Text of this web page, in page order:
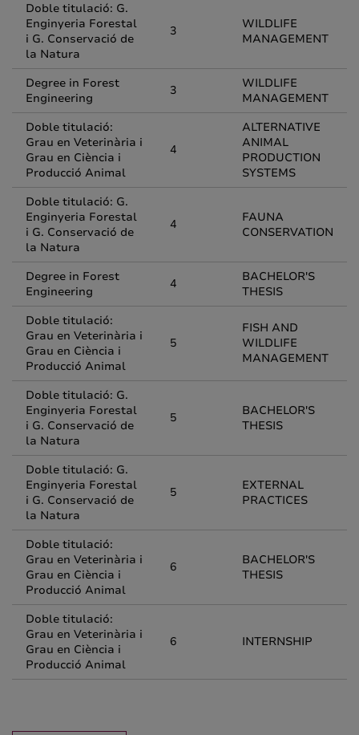
Doble titulació: G.
Enginyeria Forestal
i G. Conservació de
la Natura
3
WILDLIFE
MANAGEMENT
Degree in Forest
Engineering
3
WILDLIFE
MANAGEMENT
Doble titulació:
Grau en Veterinària i
Grau en Ciència i
Producció Animal
4
ALTERNATIVE
ANIMAL
PRODUCTION
SYSTEMS
Doble titulació: G.
Enginyeria Forestal
i G. Conservació de
la Natura
4
FAUNA
CONSERVATION
Degree in Forest
Engineering
4
BACHELOR'S
THESIS
Doble titulació:
Grau en Veterinària i
Grau en Ciència i
Producció Animal
5
FISH AND
WILDLIFE
MANAGEMENT
Doble titulació: G.
Enginyeria Forestal
i G. Conservació de
la Natura
5
BACHELOR'S
THESIS
Doble titulació: G.
Enginyeria Forestal
i G. Conservació de
la Natura
5
EXTERNAL
PRACTICES
Doble titulació:
Grau en Veterinària i
Grau en Ciència i
Producció Animal
6
BACHELOR'S
THESIS
Doble titulació:
Grau en Veterinària i
Grau en Ciència i
Producció Animal
6 INTERNSHIP